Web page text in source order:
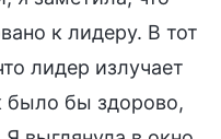
к лидеру. В тот
лидер излучает
было бы здорово,